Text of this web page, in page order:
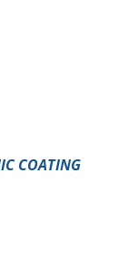
COATING